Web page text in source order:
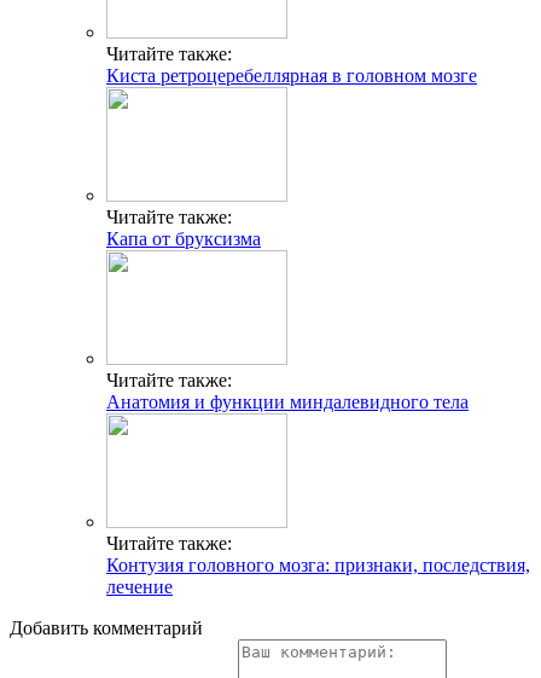
Читайте также:
Киста ретроцеребеллярная в головном мозге
Читайте также:
Капа от бруксизма
Читайте также:
Анатомия и функции миндалевидного тела
Читайте также:
Контузия головного мозга: признаки, последствия,
лечение
Добавить комментарий